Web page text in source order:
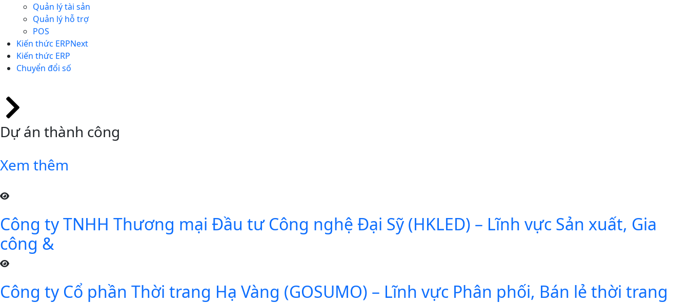
Quản lý tài sản
Quản lý hỗ trợ
POS
Kiến thức ERPNext
Kiến thức ERP
Chuyển đổi số
Dự án thành công
Xem thêm
Công ty TNHH Thương mại Đầu tư Công nghệ Đại Sỹ (HKLED) – Lĩnh vực Sản xuất, Gia
công &
Công ty Cổ phần Thời trang Hạ Vàng (GOSUMO) – Lĩnh vực Phân phối, Bán lẻ thời trang